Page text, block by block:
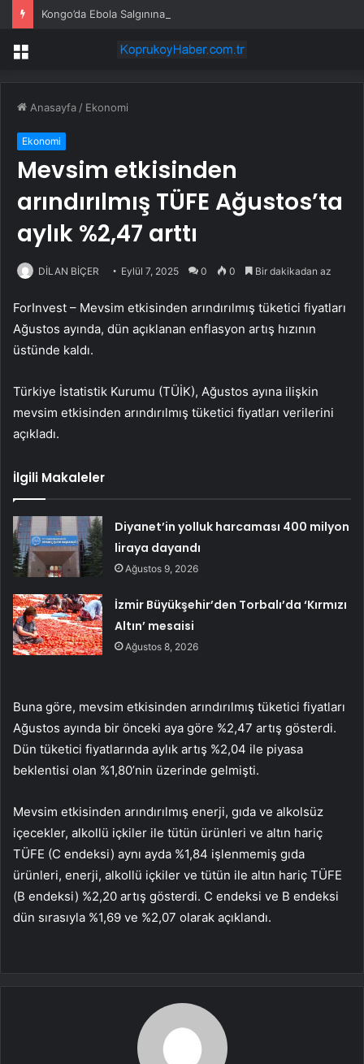
Kongo’da Ebola Salgınına Erken Aşama
Menü
Anasayfa / Ekonomi
Ekonomi
Mevsim etkisinden
arındırılmış TÜFE Ağustos’ta
aylık %2,47 arttı
DİLAN BİÇER Eylül 7, 2025 0 0 Bir dakikadan az
ForInvest – Mevsim etkisinden arındırılmış tüketici fiyatları
Ağustos ayında, dün açıklanan enflasyon artış hızının
üstünde kaldı.
Türkiye İstatistik Kurumu (TÜİK), Ağustos ayına ilişkin
mevsim etkisinden arındırılmış tüketici fiyatları verilerini
açıkladı.
İlgili Makaleler
Diyanet’in yolluk harcaması 400 milyon
liraya dayandı
Ağustos 9, 2026
İzmir Büyükşehir’den Torbalı’da ‘Kırmızı
Altın’ mesaisi
Ağustos 8, 2026
Buna göre, mevsim etkisinden arındırılmış tüketici fiyatları
Ağustos ayında bir önceki aya göre %2,47 artış gösterdi.
Dün tüketici fiyatlarında aylık artış %2,04 ile piyasa
beklentisi olan %1,80’nin üzerinde gelmişti.
Mevsim etkisinden arındırılmış enerji, gıda ve alkolsüz
içecekler, alkollü içkiler ile tütün ürünleri ve altın hariç
TÜFE (C endeksi) aynı ayda %1,84 işlenmemiş gıda
ürünleri, enerji, alkollü içkiler ve tütün ile altın hariç TÜFE
(B endeksi) %2,20 artış gösterdi. C endeksi ve B endeksi
dün sırasıyla %1,69 ve %2,07 olarak açıklandı.